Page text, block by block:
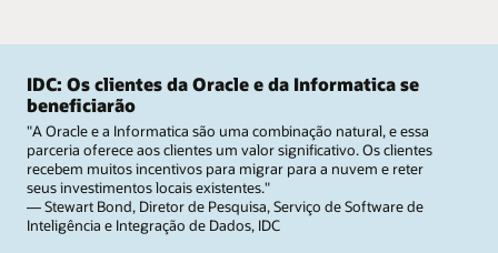
IDC: Os clientes da Oracle e da Informatica se
beneficiarão
"A Oracle e a Informatica são uma combinação natural, e essa
parceria oferece aos clientes um valor significativo. Os clientes
recebem muitos incentivos para migrar para a nuvem e reter
seus investimentos locais existentes."
— Stewart Bond, Diretor de Pesquisa, Serviço de Software de
Inteligência e Integração de Dados, IDC